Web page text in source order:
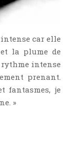
intense car elle
la plume de
intense
prenant.
fantasmes, je
»